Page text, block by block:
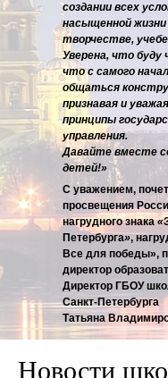
создании всех
насыщенной
творчестве,
Уверена, что
что с самого
общаться
признавая и
принципы
управления.
Давайте вместе
детей!»
С уважением,
просвещения
нагрудного знака«
Петербурга»,
Все для победы»,
директор
Директор ГБОУ
Санкт-Петербурга
Татьяна
Новости